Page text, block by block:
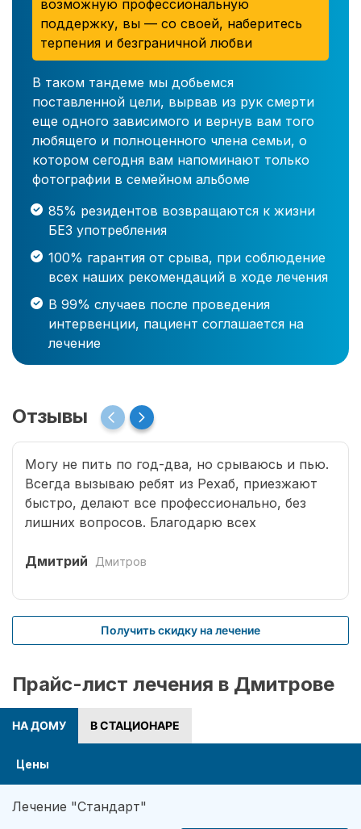
возможную профессиональную
поддержку, вы — со своей, наберитесь
терпения и безграничной любви
В таком тандеме мы добьемся
поставленной цели, вырвав из рук смерти
еще одного зависимого и вернув вам того
любящего и полноценного члена семьи, о
котором сегодня вам напоминают только
фотографии в семейном альбоме
85% резидентов возвращаются к жизни
БЕЗ употребления
100% гарантия от срыва, при соблюдение
всех наших рекомендаций в ходе лечения
В 99% случаев после проведения
интервенции, пациент соглашается на
лечение
Отзывы
Могу не пить по год-два, но срываюсь и пью.
Всегда вызываю ребят из Рехаб, приезжают
быстро, делают все профессионально, без
лишних вопросов. Благодарю всех
Дмитрий
Дмитров
Получить скидку на лечение
Прайс-лист лечения в Дмитрове
НА ДОМУ В СТАЦИОНАРЕ
Цены
Лечение "Стандарт"